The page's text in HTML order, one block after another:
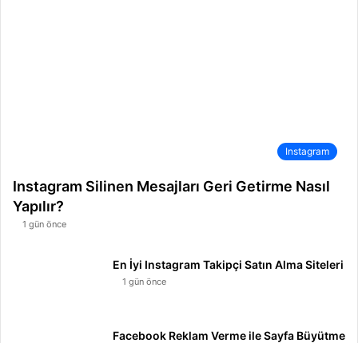
Instagram
Instagram Silinen Mesajları Geri Getirme Nasıl
Yapılır?
1 gün önce
En İyi Instagram Takipçi Satın Alma Siteleri
1 gün önce
Facebook Reklam Verme ile Sayfa Büyütme